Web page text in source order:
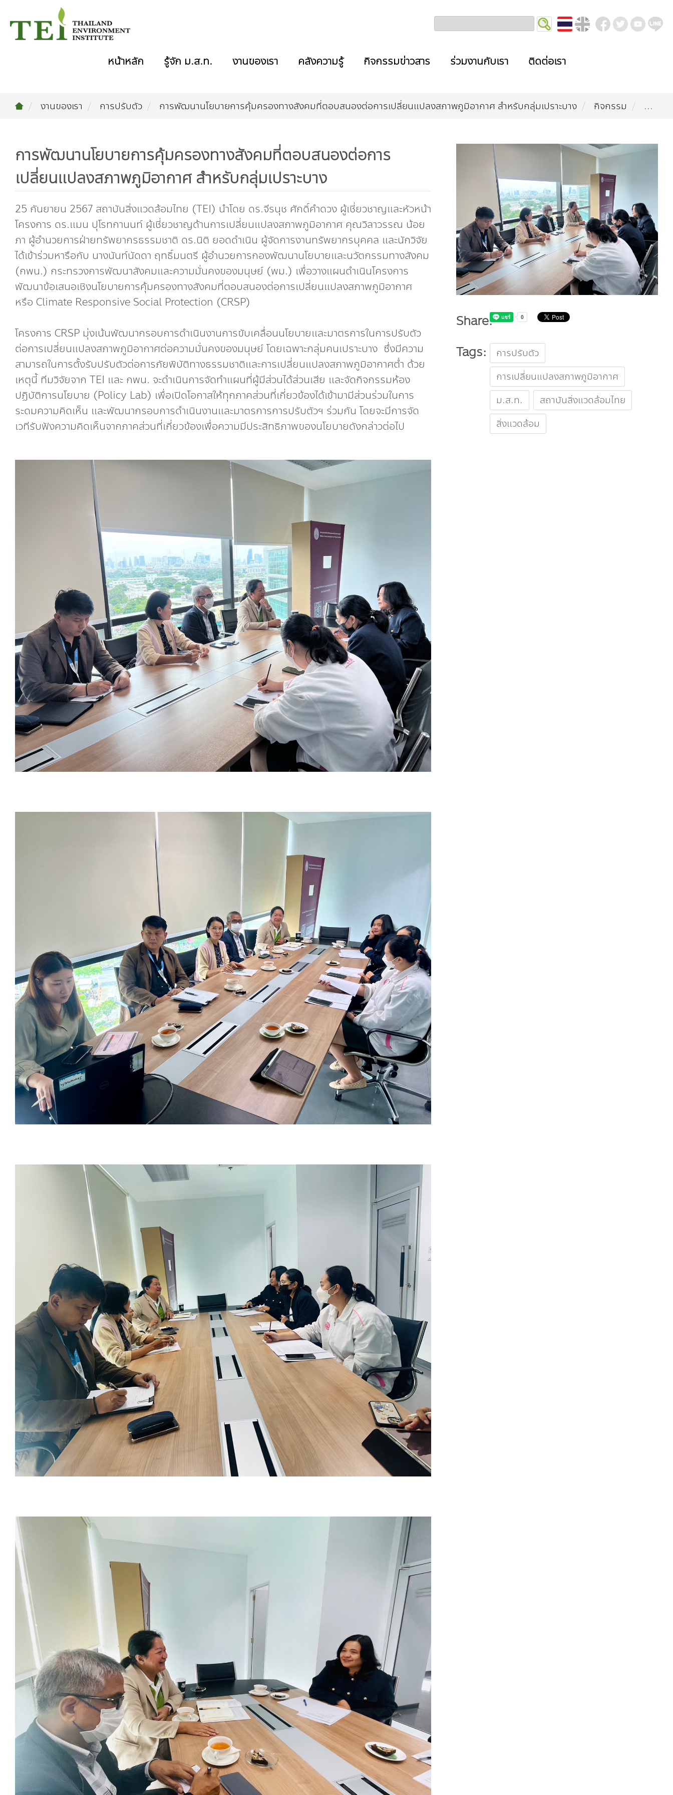
หน้าหลัก รู้จัก ม.ส.ท. งานของเรา คลังความรู้ กิจกรรมข่าวสาร ร่วมงานกับเรา ติดต่อเรา
งานของเรา การปรับตัว การพัฒนานโยบายการคุ้มครองทางสังคมที่ตอบสนองต่อการเปลี่ยนแปลงสภาพภูมิอากาศ สำหรับกลุ่มเปราะบาง กิจกรรม ...
การพัฒนานโยบายการคุ้มครองทางสังคมที่ตอบสนองต่อการ
เปลี่ยนแปลงสภาพภูมิอากาศ สำหรับกลุ่มเปราะบาง
25 กันยายน 2567 สถาบันสิ่งแวดล้อมไทย (TEI) นำโดย ดร.จีรนุช ศักดิ์คำดวง ผู้เชี่ยวชาญและหัวหน้า
โครงการ ดร.แมน ปุโรทกานนท์ ผู้เชี่ยวชาญด้านการเปลี่ยนแปลงสภาพภูมิอากาศ คุณวิลาวรรณ น้อย
ภา ผู้อำนวยการฝ่ายทรัพยากรธรรมชาติ ดร.นิติ ยอดดำเนิน ผู้จัดการงานทรัพยากรบุคคล และนักวิจัย
ได้เข้าร่วมหารือกับ นางนันท์นัดดา ฤทธิ์มนตรี ผู้อำนวยการกองพัฒนานโยบายและนวัตกรรมทางสังคม
(กพน.) กระทรวงการพัฒนาสังคมและความมั่นคงของมนุษย์ (พม.) เพื่อวางแผนดำเนินโครงการ
พัฒนาข้อเสนอเชิงนโยบายการคุ้มครองทางสังคมที่ตอบสนองต่อการเปลี่ยนแปลงสภาพภูมิอากาศ
หรือ Climate Responsive Social Protection (CRSP)
โครงการ CRSP มุ่งเน้นพัฒนากรอบการดำเนินงานการขับเคลื่อนนโยบายและมาตรการในการปรับตัว
ต่อการเปลี่ยนแปลงสภาพภูมิอากาศต่อความมั่นคงของมนุษย์ โดยเฉพาะกลุ่มคนเปราะบาง ซึ่งมีความ
สามารถในการตั้งรับปรับตัวต่อการภัยพิบัติทางธรรมชาติและการเปลี่ยนแปลงสภาพภูมิอากาศต่ำ ด้วย
เหตุนี้ ทีมวิจัยจาก TEI และ กพน. จะดำเนินการจัดทำแผนที่ผู้มีส่วนได้ส่วนเสีย และจัดกิจกรรมห้อง
ปฏิบัติการนโยบาย (Policy Lab) เพื่อเปิดโอกาสให้ทุกภาคส่วนที่เกี่ยวข้องได้เข้ามามีส่วนร่วมในการ
ระดมความคิดเห็น และพัฒนากรอบการดำเนินงานและมาตรการการปรับตัวฯ ร่วมกัน โดยจะมีการจัด
เวทีรับฟังความคิดเห็นจากภาคส่วนที่เกี่ยวข้องเพื่อความมีประสิทธิภาพของนโยบายดังกล่าวต่อไป
Share:
Tags:
การปรับตัว
การเปลี่ยนแปลงสภาพภูมิอากาศ
ม.ส.ท.
สถาบันสิ่งแวดล้อมไทย
สิ่งแวดล้อม